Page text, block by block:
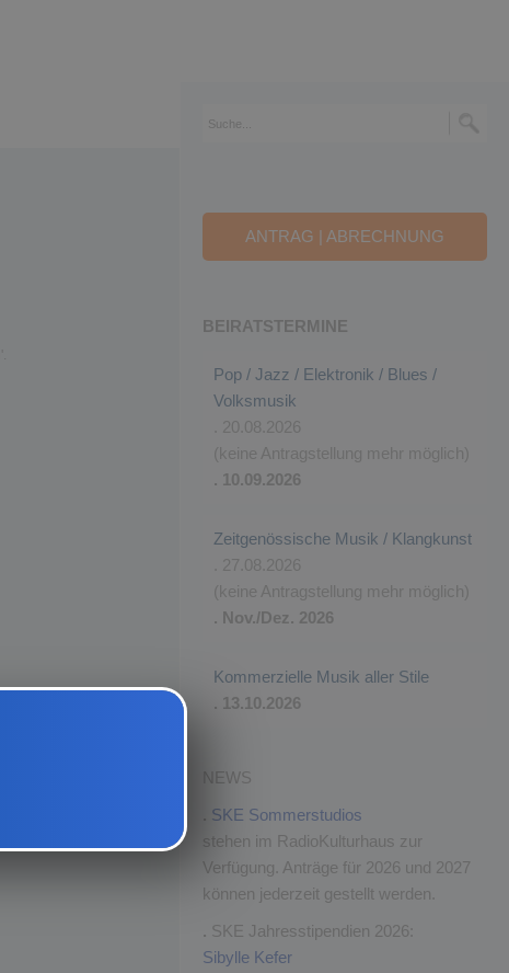
ANTRAG | ABRECHNUNG
BEIRATSTERMINE
Pop / Jazz / Elektronik / Blues /
Volksmusik
. 20.08.2026
(keine Antragstellung mehr möglich)
. 10.09.2026
Zeitgenössische Musik / Klangkunst
. 27.08.2026
(keine Antragstellung mehr möglich)
. Nov./Dez. 2026
Kommerzielle Musik aller Stile
. 13.10.2026
NEWS
SKE Sommerstudios
stehen im RadioKulturhaus zur
Verfügung. Anträge für 2026 und 2027
können jederzeit gestellt werden.
. SKE Jahresstipendien 2026:
Sibylle Kefer